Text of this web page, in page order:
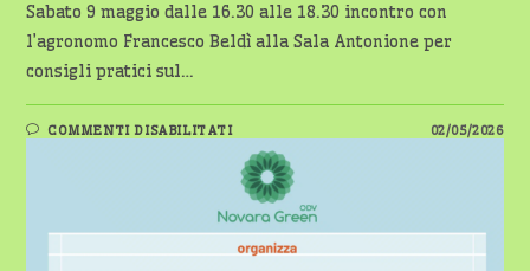
Sabato 9 maggio dalle 16.30 alle 18.30 incontro con
l’agronomo Francesco Beldì alla Sala Antonione per
consigli pratici sul…
COMMENTI DISABILITATISU
NOVARA
FIORISCE:
TORNA
“BALCONI
IN
FIORE
2026”
–
02/05/2026